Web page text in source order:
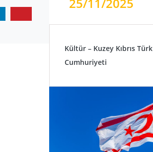
Kültür – Kuzey Kıbrıs Türk
Cumhuriyeti